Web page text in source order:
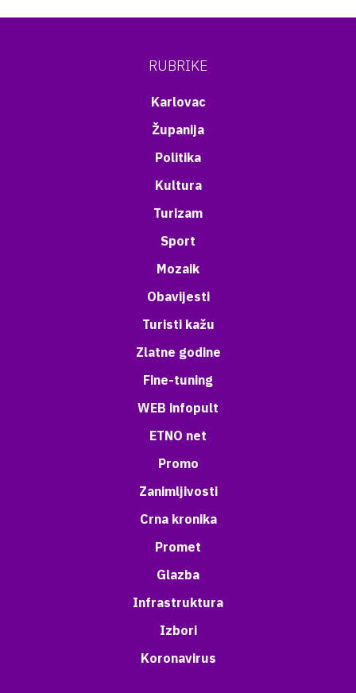
RUBRIKE
Karlovac
Županija
Politika
Kultura
Turizam
Sport
Mozaik
Obavijesti
Turisti kažu
Zlatne godine
Fine-tuning
WEB infopult
ETNO net
Promo
Zanimljivosti
Crna kronika
Promet
Glazba
Infrastruktura
Izbori
Koronavirus